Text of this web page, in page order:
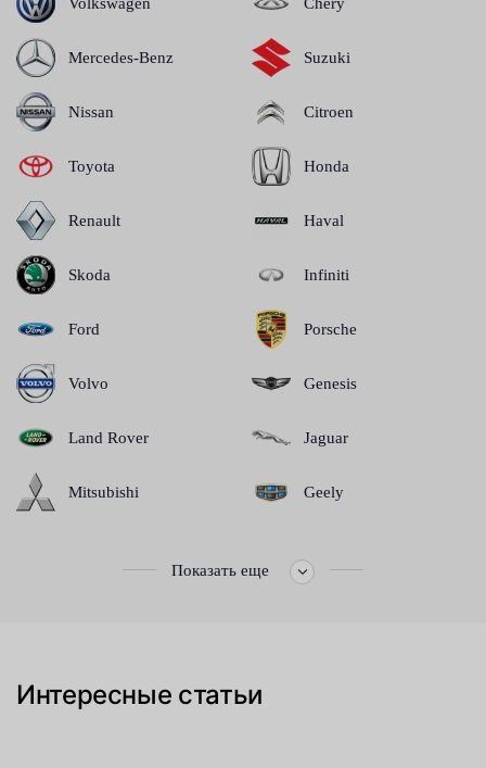
Volkswagen
Mercedes-Benz
Nissan
Toyota
Renault
Skoda
Ford
Volvo
Land Rover
Mitsubishi
Chery
Suzuki
Citroen
Honda
Haval
Infiniti
Porsche
Genesis
Jaguar
Geely
Показать еще
Интересные статьи